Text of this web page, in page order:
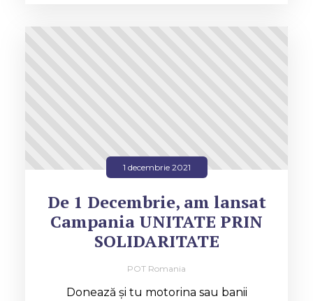
1 decembrie 2021
De 1 Decembrie, am lansat
Campania UNITATE PRIN
SOLIDARITATE
POT Romania
Donează și tu motorina sau banii